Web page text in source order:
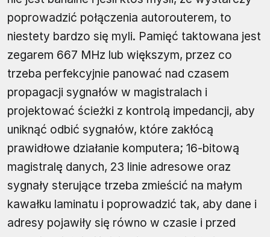
poprowadzić połączenia autorouterem, to
niestety bardzo się myli. Pamięć taktowana jest
zegarem 667 MHz lub większym, przez co
trzeba perfekcyjnie panować nad czasem
propagacji sygnałów w magistralach i
projektować ścieżki z kontrolą impedancji, aby
uniknąć odbić sygnałów, które zakłócą
prawidłowe działanie komputera; 16-bitową
magistralę danych, 23 linie adresowe oraz
sygnały sterujące trzeba zmieścić na małym
kawałku laminatu i poprowadzić tak, aby dane i
adresy pojawiły się równo w czasie i przed